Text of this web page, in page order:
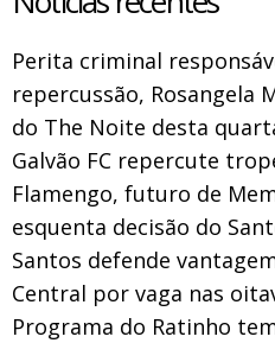
Perita criminal
repercussão, Rosangela
do The Noite desta
Galvão FC repercute
Flamengo, futuro de
esquenta decisão do
Santos defende
Central por vaga nas
Programa do Ratinho